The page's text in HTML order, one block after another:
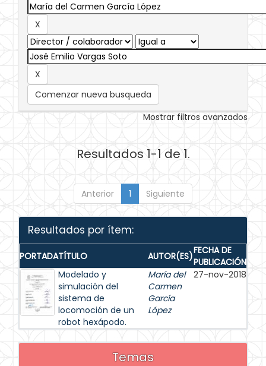
Comenzar nueva busqueda
Mostrar filtros avanzados
Resultados 1-1 de 1.
Anterior 1 Siguiente
Resultados por ítem:
PORTADATÍTULO AUTOR(ES)FECHA DE
PUBLICACIÓN
Modelado y
simulación del
sistema de
locomoción de un
robot hexápodo.
María del
Carmen
García
López
27-nov-2018
Temas